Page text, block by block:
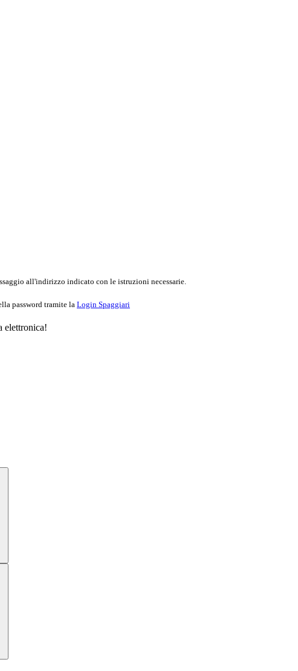
all'indirizzo indicato con le istruzioni necessarie.
password tramite la Login Spaggiari
elettronica!